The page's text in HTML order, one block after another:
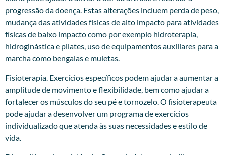
progressão da doença. Estas alterações incluem perda de peso,
mudança das atividades físicas de alto impacto para atividades
físicas de baixo impacto como por exemplo hidroterapia,
hidroginástica e pilates, uso de equipamentos auxiliares para a
marcha como bengalas e muletas.
Fisioterapia. Exercícios específicos podem ajudar a aumentar a
amplitude de movimento e flexibilidade, bem como ajudar a
fortalecer os músculos do seu pé e tornozelo. O fisioterapeuta
pode ajudar a desenvolver um programa de exercícios
individualizado que atenda às suas necessidades e estilo de
vida.